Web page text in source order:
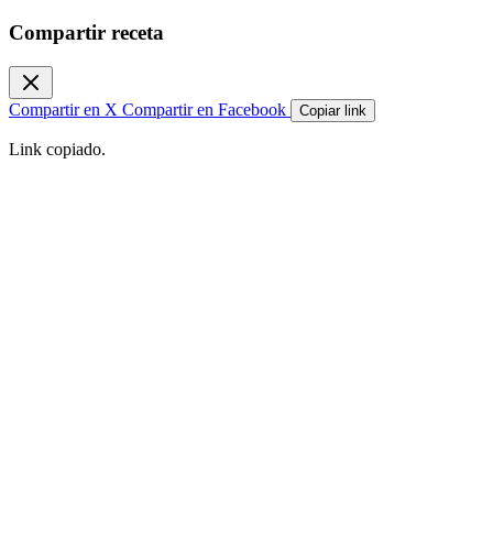
Compartir receta
Compartir en X Compartir en Facebook Copiar link
Link copiado.